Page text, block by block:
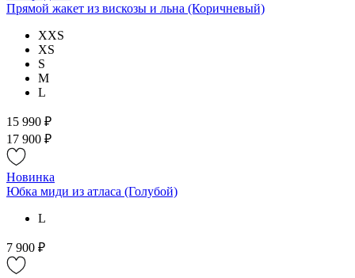
Прямой жакет из вискозы и льна (Коричневый)
XXS
XS
S
M
L
15 990 ₽
17 900 ₽
Новинка
Юбка миди из атласа (Голубой)
L
7 900 ₽